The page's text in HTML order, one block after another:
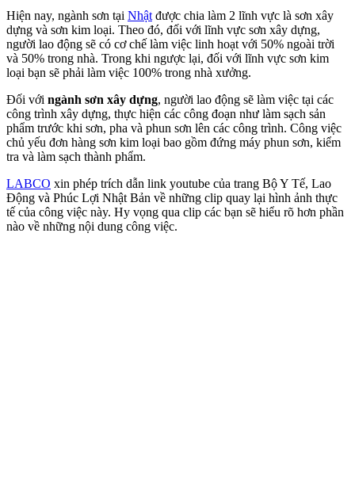
Share
Hiện nay, ngành sơn tại Nhật được chia làm 2 lĩnh vực là sơn xây
dựng và sơn kim loại. Theo đó, đối với lĩnh vực sơn xây dựng,
người lao động sẽ có cơ chế làm việc linh hoạt với 50% ngoài trời
và 50% trong nhà. Trong khi ngược lại, đối với lĩnh vực sơn kim
loại bạn sẽ phải làm việc 100% trong nhà xưởng.
Đối với ngành sơn xây dựng, người lao động sẽ làm việc tại các
công trình xây dựng, thực hiện các công đoạn như làm sạch sản
phẩm trước khi sơn, pha và phun sơn lên các công trình. Công việc
chủ yếu đơn hàng sơn kim loại bao gồm đứng máy phun sơn, kiểm
tra và làm sạch thành phẩm.
LABCO xin phép trích dẫn link youtube của trang Bộ Y Tế, Lao
Động và Phúc Lợi Nhật Bản về những clip quay lại hình ảnh thực
tế của công việc này. Hy vọng qua clip các bạn sẽ hiểu rõ hơn phần
nào về những nội dung công việc.